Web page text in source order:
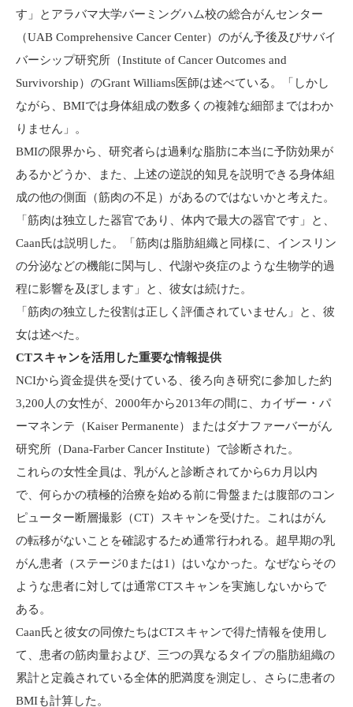
す」とアラバマ大学バーミングハム校の総合がんセンター
（UAB Comprehensive Cancer Center）のがん予後及びサバイ
バーシップ研究所（Institute of Cancer Outcomes and
Survivorship）のGrant Williams医師は述べている。「しかし
ながら、BMIでは身体組成の数多くの複雑な細部まではわか
りません」。
BMIの限界から、研究者らは過剰な脂肪に本当に予防効果が
あるかどうか、また、上述の逆説的知見を説明できる身体組
成の他の側面（筋肉の不足）があるのではないかと考えた。
「筋肉は独立した器官であり、体内で最大の器官です」と、
Caan氏は説明した。「筋肉は脂肪組織と同様に、インスリン
の分泌などの機能に関与し、代謝や炎症のような生物学的過
程に影響を及ぼします」と、彼女は続けた。
「筋肉の独立した役割は正しく評価されていません」と、彼
女は述べた。
CTスキャンを活用した重要な情報提供
NCIから資金提供を受けている、後ろ向き研究に参加した約
3,200人の女性が、2000年から2013年の間に、カイザー・パ
ーマネンテ（Kaiser Permanente）またはダナファーバーがん
研究所（Dana-Farber Cancer Institute）で診断された。
これらの女性全員は、乳がんと診断されてから6カ月以内
で、何らかの積極的治療を始める前に骨盤または腹部のコン
ピューター断層撮影（CT）スキャンを受けた。これはがん
の転移がないことを確認するため通常行われる。超早期の乳
がん患者（ステージ0または1）はいなかった。なぜならその
ような患者に対しては通常CTスキャンを実施しないからで
ある。
Caan氏と彼女の同僚たちはCTスキャンで得た情報を使用し
て、患者の筋肉量および、三つの異なるタイプの脂肪組織の
累計と定義されている全体的肥満度を測定し、さらに患者の
BMIも計算した。